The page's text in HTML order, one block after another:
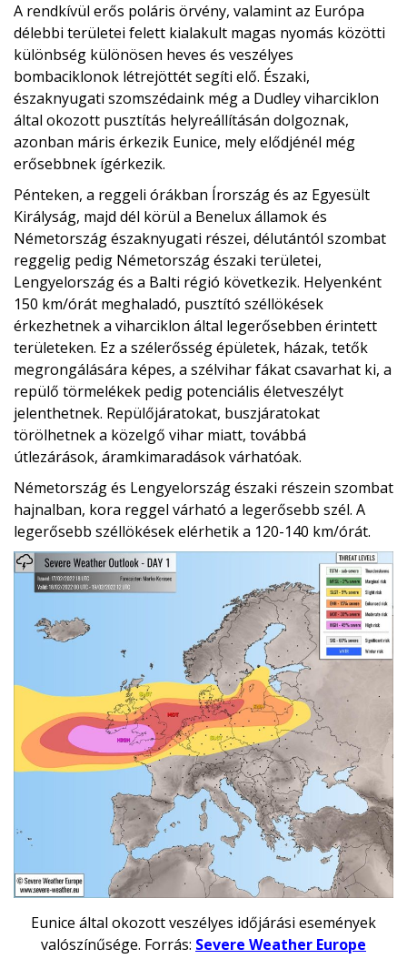
A rendkívül erős poláris örvény, valamint az Európa
délebbi területei felett kialakult magas nyomás közötti
különbség különösen heves és veszélyes
bombaciklonok létrejöttét segíti elő. Északi,
északnyugati szomszédaink még a Dudley viharciklon
által okozott pusztítás helyreállításán dolgoznak,
azonban máris érkezik Eunice, mely elődjénél még
erősebbnek ígérkezik.
Pénteken, a reggeli órákban Írország és az Egyesült
Királyság, majd dél körül a Benelux államok és
Németország északnyugati részei, délutántól szombat
reggelig pedig Németország északi területei,
Lengyelország és a Balti régió következik. Helyenként
150 km/órát meghaladó, pusztító széllökések
érkezhetnek a viharciklon által legerősebben érintett
területeken. Ez a szélerősség épületek, házak, tetők
megrongálására képes, a szélvihar fákat csavarhat ki, a
repülő törmelékek pedig potenciális életveszélyt
jelenthetnek. Repülőjáratokat, buszjáratokat
törölhetnek a közelgő vihar miatt, továbbá
útlezárások, áramkimaradások várhatóak.
Németország és Lengyelország északi részein szombat
hajnalban, kora reggel várható a legerősebb szél. A
legerősebb széllökések elérhetik a 120-140 km/órát.
Eunice által okozott veszélyes időjárási események
valószínűsége. Forrás: Severe Weather Europe